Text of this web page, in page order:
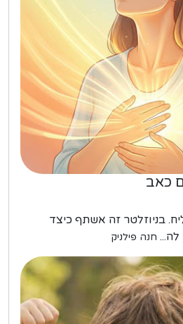
כאב
בניוזלטר זה אשתף כיצד
חנה פילניק